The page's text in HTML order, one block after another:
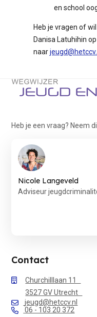
en school
Heb je vragen of
Danisa Latuhihin
naar
Terug naar de startpagina
Heb je een vraag? Neem
Nicole Langeveld
Adviseur
Contact
Churchilllaan 11
3527 GV Utrecht
jeugd@hetccv.nl
06 - 103 20 372